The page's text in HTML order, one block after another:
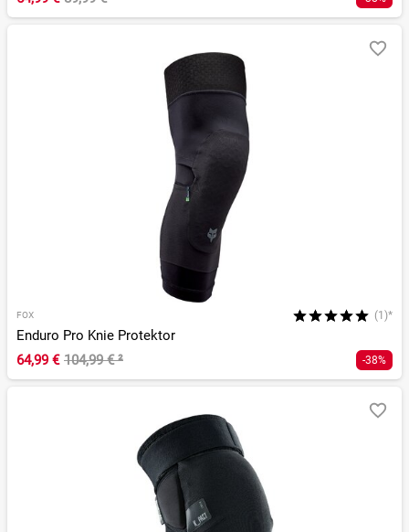
FOX (1)*
Enduro Pro Knie Protektor
64,99 € 104,99 €² -38%